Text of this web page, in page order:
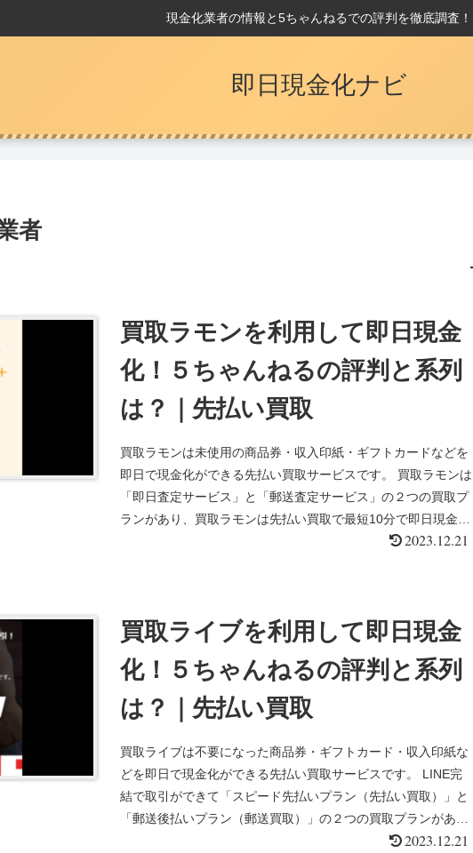
現金化業者の情報と5ちゃんねるでの評判を徹底調査！
即日現金化ナビ
者
買取ラモンを利用して即日現金
化！５ちゃんねるの評判と系列
は？｜先払い買取
買取ラモンは未使用の商品券・収入印紙・ギフトカードなどを
即日で現金化ができる先払い買取サービスです。 買取ラモンは
「即日査定サービス」と「郵送査定サービス」の２つの買取プ
ランがあり、買取ラモンは先払い買取で最短10分で即日現金化
2023.12.21
買取ライブを利用して即日現金
化！５ちゃんねるの評判と系列
は？｜先払い買取
買取ライブは不要になった商品券・ギフトカード・収入印紙な
どを即日で現金化ができる先払い買取サービスです。 LINE完
結で取引ができて「スピード先払いプラン（先払い買取）」と
「郵送後払いプラン（郵送買取）」の２つの買取プランがあ
2023.12.21